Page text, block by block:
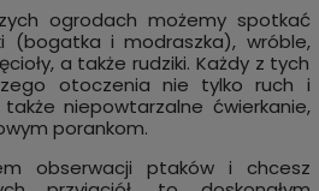
ogrodach możemy spotkać
(bogatka i modraszka), wróble,
a także rudziki. Każdy z tych
otoczenia nie tylko ruch i
niepowtarzalne ćwierkanie,
porankom.
obserwacji ptaków i chcesz